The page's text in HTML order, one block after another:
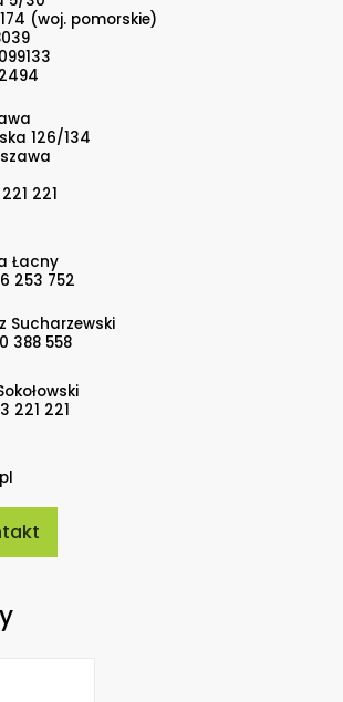
(woj. pomorskie)
126/134
221
Łacny
253 752
Sucharzewski
388 558
221 221